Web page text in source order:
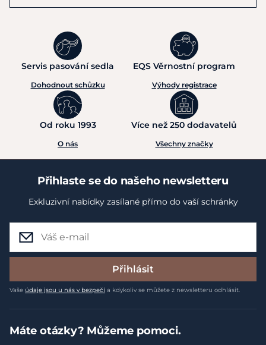
Servis pasování sedla
Dohodnout schůzku
EQS Věrnostní program
Výhody registrace
Od roku 1993
O nás
Více než 250 dodavatelů
Všechny značky
Přihlaste se do našeho newsletteru
Exkluzivní nabídky zasílané přímo do vaší schránky
Přihlásit
Vaše údaje jsou u nás v bezpečí a kdykoliv se můžete z newsletteru odhlásit.
Máte otázky? Můžeme pomoci.